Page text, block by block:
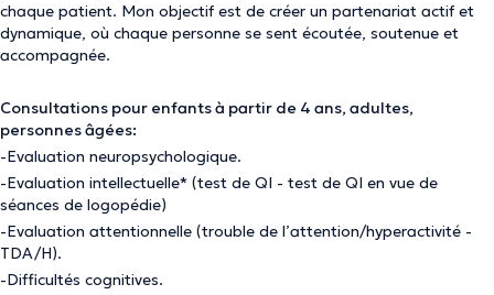
chaque patient. Mon objectif est de créer un partenariat actif et
dynamique, où chaque personne se sent écoutée, soutenue et
accompagnée.
Consultations pour enfants à partir de 4 ans, adultes,
personnes âgées:
-Evaluation neuropsychologique.
-Evaluation intellectuelle* (test de QI - test de QI en vue de
séances de logopédie)
-Evaluation attentionnelle (trouble de l’attention/hyperactivité -
TDA/H).
-Difficultés cognitives.